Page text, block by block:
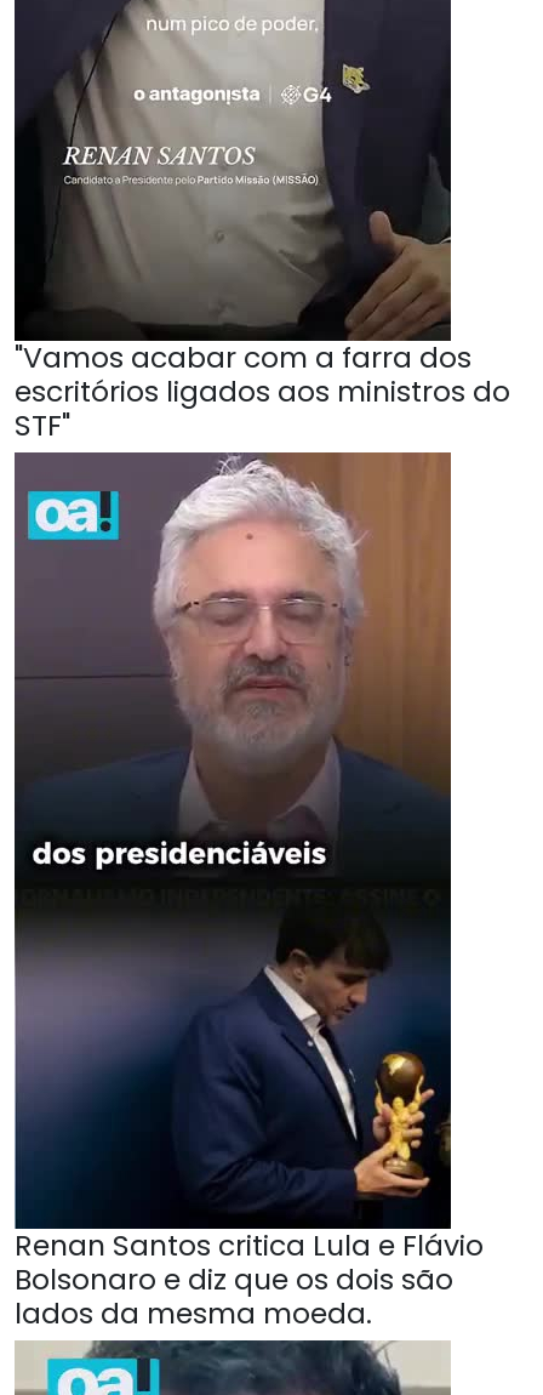
"Vamos acabar com a farra dos
escritórios ligados aos ministros do
STF"
Renan Santos critica Lula e Flávio
Bolsonaro e diz que os dois são
lados da mesma moeda.